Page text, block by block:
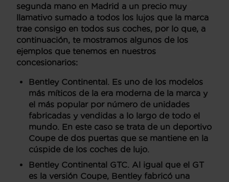
segunda mano en Madrid a un precio muy
llamativo sumado a todos los lujos que la marca
trae consigo en todos sus coches, por lo que, a
continuación, te mostramos algunos de los
ejemplos que tenemos en nuestros
concesionarios:
Bentley Continental. Es uno de los modelos
más míticos de la era moderna de la marca y
el más popular por número de unidades
fabricadas y vendidas a lo largo de todo el
mundo. En este caso se trata de un deportivo
Coupe de dos puertas que se mantiene en la
cúspide de los coches de lujo.
Bentley Continental GTC. Al igual que el GT
es la versión Coupe, Bentley fabricó una